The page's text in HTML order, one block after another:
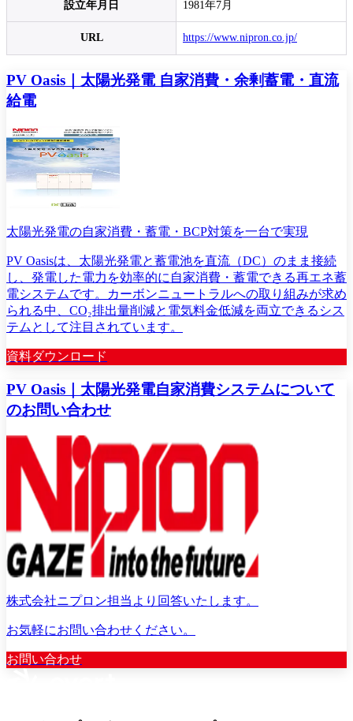
設立年月日 1981年7月
URL https://www.nipron.co.jp/
PV Oasis｜太陽光発電 自家消費・余剰蓄電・直流
給電
太陽光発電の自家消費・蓄電・BCP対策を一台で実現
PV Oasisは、太陽光発電と蓄電池を直流（DC）のまま接続
し、発電した電力を効率的に自家消費・蓄電できる再エネ蓄
電システムです。カーボンニュートラルへの取り組みが求め
られる中、CO₂排出量削減と電気料金低減を両立できるシス
テムとして注目されています。
資料ダウンロード
PV Oasis｜太陽光発電自家消費システムについて
のお問い合わせ
株式会社ニプロン担当より回答いたします。
お気軽にお問い合わせください。
お問い合わせ